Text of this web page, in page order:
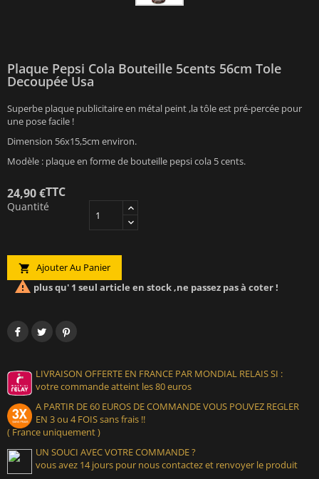
Plaque Pepsi Cola Bouteille 5cents 56cm Tole
Decoupée Usa
Superbe plaque publicitaire en métal peint ,la tôle est pré-percée pour
une pose facile !
Dimension 56x15,5cm environ.
Modèle : plaque en forme de bouteille pepsi cola 5 cents.
24,90 €TTC
Quantité
 Ajouter Au Panier
 plus qu' 1 seul article en stock ,ne passez pas à coter !
LIVRAISON OFFERTE EN FRANCE PAR MONDIAL RELAIS SI :
votre commande atteint les 80 euros
A PARTIR DE 60 EUROS DE COMMANDE VOUS POUVEZ REGLER
EN 3 ou 4 FOIS sans frais !!
( France uniquement )
UN SOUCI AVEC VOTRE COMMANDE ?
vous avez 14 jours pour nous contactez et renvoyer le produit